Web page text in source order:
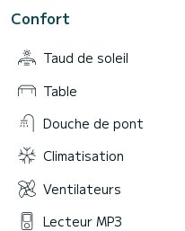
Confort
Taud de soleil
Table
Douche de pont
Climatisation
Ventilateurs
Lecteur MP3